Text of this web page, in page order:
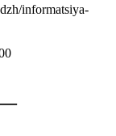
informatsiya-
—